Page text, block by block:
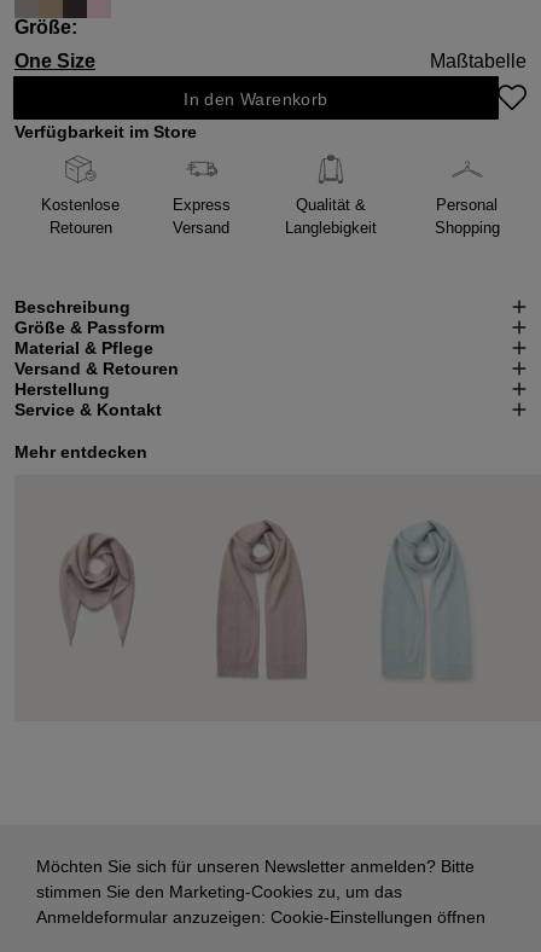
Größeauswählen
:
One Size
Maßtabelle
In den Warenkorb
Verfügbarkeit im Store
Kostenlose
Retouren
Express
Versand
Qualität &
Langlebigkeit
Personal
Shopping
Beschreibung
Größe & Passform
Material & Pflege
Versand & Retouren
Herstellung
Service & Kontakt
Mehr entdecken
Möchten Sie sich für unseren Newsletter anmelden? Bitte
stimmen Sie den Marketing-Cookies zu, um das
Anmeldeformular anzuzeigen: Cookie-Einstellungen öffnen